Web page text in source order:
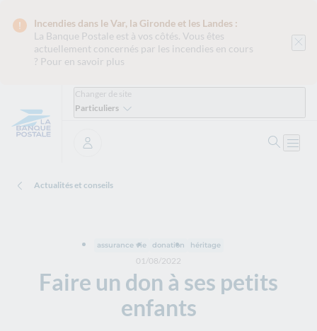
Incendies dans le Var, la Gironde et les Landes :
La Banque Postale est à vos côtés. Vous êtes
actuellement concernés par les incendies en cours
? Pour en savoir plus
Changer de site
Particuliers
Se connecter
Actualités et conseils
Faire un don à ses petits
enfants
01/08/2022
assurance vie donation héritage